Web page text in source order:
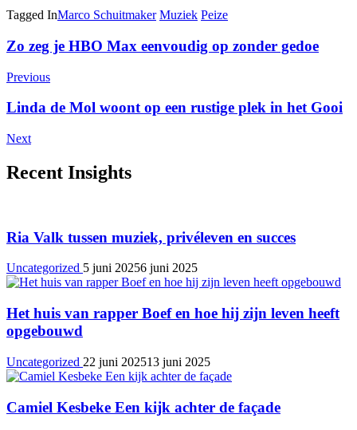
Tagged InMarco Schuitmaker Muziek Peize
Post
Navigation
Zo zeg je HBO Max eenvoudig op zonder gedoe
Previous
Linda de Mol woont op een rustige plek in het Gooi
Next
Recent Insights
Ria Valk tussen muziek, privéleven en succes
Uncategorized 5 juni 20256 juni 2025
Het huis van rapper Boef en hoe hij zijn leven heeft
opgebouwd
Uncategorized 22 juni 202513 juni 2025
Camiel Kesbeke Een kijk achter de façade